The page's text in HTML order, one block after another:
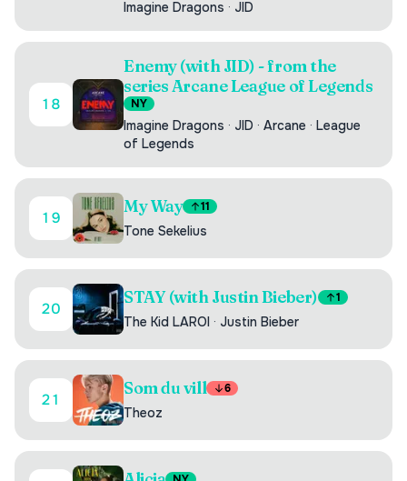
Imagine Dragons · JID
18
Enemy (with JID) - from the
series Arcane League of Legends
NY
Imagine Dragons · JID · Arcane · League
of Legends
19
My Way 11
Tone Sekelius
20
STAY (with Justin Bieber) 1
The Kid LAROI · Justin Bieber
21
Som du vill 6
Theoz